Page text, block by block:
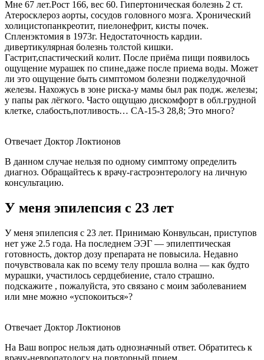
Мне 67 лет.Рост 166, вес 60. Гипертоническая болезнь 2 ст.
Атеросклероз аорты, сосудов головного мозга. Хронический
холицистопанкреотит, пиелонефрит, кисты почек.
Спленэктомия в 1973г. Недостаточность кардии.
дивертикулярная болезнь толстой кишки.
Гастрит,спастический колит. После приёма пищи появилось
ощущение мурашек по спине,даже после приема воды. Может
ли это ощущение быть симптомом болезни поджелудочной
железы. Нахожусь в зоне риска-у мамы был рак подж. железы;
у папы рак лёгкого. Часто ощущаю дискомфорт в обл.грудной
клетке, слабость,потливость… CА-15-3 28,8; Это много?
Отвечает Доктор Локтионов
В данном случае нельзя по одному симптому определить
диагноз. Обращайтесь к врачу-гастроэнтерологу на личную
консультацию.
У меня эпилепсия с 23 лет
У меня эпилепсия с 23 лет. Принимаю Конвульсан, приступов
нет уже 2.5 года. На последнем ЭЭГ — эпилептическая
готовность, доктор дозу препарата не повысила. Недавно
почувствовала как по всему телу прошла волна — как будто
мурашки, участилось сердцебиение, стало страшно.
подскажите , пожалуйста, это связано с моим заболеванием
или мне можно «успокоиться»?
Отвечает Доктор Локтионов
На Ваш вопрос нельзя дать однозначный ответ. Обратитесь к